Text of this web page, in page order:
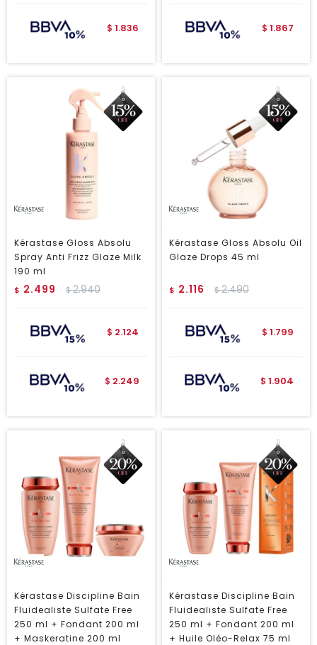
$ 1.836 $ 1.867
Kérastase Gloss Absolu
Spray Anti Frizz Glaze Milk
190 ml
$ 2.499 $2.940
$ 2.124
$ 2.249
Kérastase Gloss Absolu Oil
Glaze Drops 45 ml
$ 2.116 $2.490
$ 1.799
$ 1.904
Kérastase Discipline Bain
Fluidealiste Sulfate Free
250 ml + Fondant 200 ml
+ Maskeratine 200 ml
Kérastase Discipline Bain
Fluidealiste Sulfate Free
250 ml + Fondant 200 ml
+ Huile Oléo-Relax 75 ml